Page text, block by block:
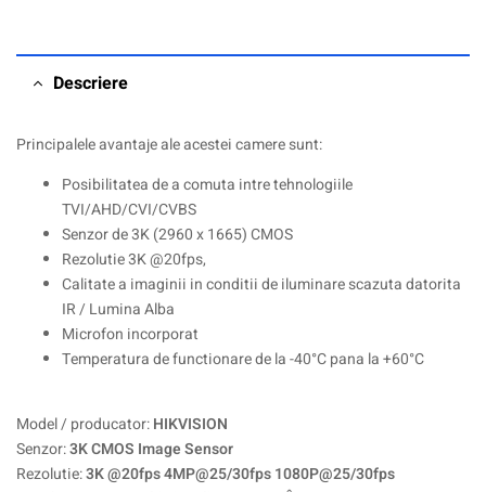
Descriere
Principalele avantaje ale acestei camere sunt:
Posibilitatea de a comuta intre tehnologiile
TVI/AHD/CVI/CVBS
Senzor de 3K (2960 x 1665) CMOS
Rezolutie 3K @20fps,
Calitate a imaginii in conditii de iluminare scazuta datorita
IR / Lumina Alba
Microfon incorporat
Temperatura de functionare de la -40°C pana la +60°C
Model / producator:HIKVISION
Senzor:3K CMOS Image Sensor
Rezolutie:3K @20fps 4MP@25/30fps 1080P@25/30fps